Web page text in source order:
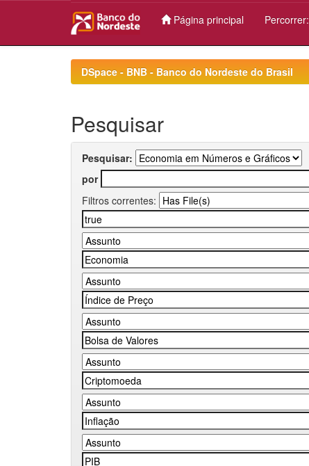
Página principal Percorrer:
DSpace - BNB - Banco do Nordeste do Brasil
Pesquisar
Pesquisar:
por
Filtros correntes: